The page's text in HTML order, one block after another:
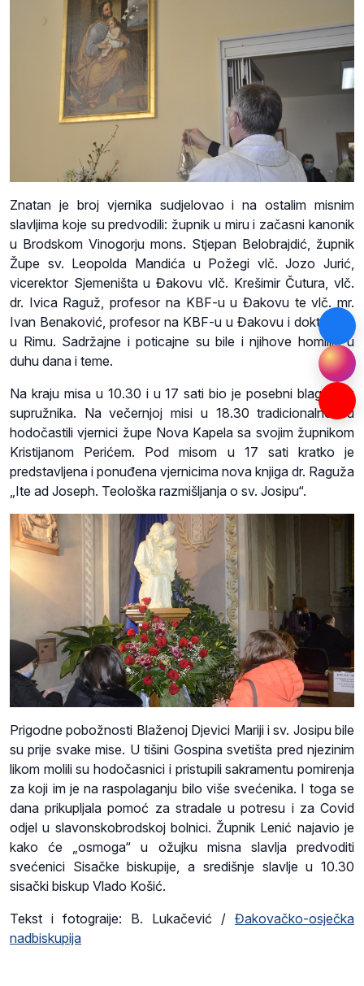
Znatan je broj vjernika sudjelovao i na ostalim misnim
slavljima koje su predvodili: župnik u miru i začasni kanonik
u Brodskom Vinogorju mons. Stjepan Belobrajdić, župnik
Župe sv. Leopolda Mandića u Požegi vlč. Jozo Jurić,
vicerektor Sjemeništa u Đakovu vlč. Krešimir Čutura, vlč.
dr. Ivica Raguž, profesor na KBF-u u Đakovu te vlč. mr.
Ivan Benaković, profesor na KBF-u u Đakovu i doktorand
u Rimu. Sadržajne i poticajne su bile i njihove homilije u
duhu dana i teme.
Na kraju misa u 10.30 i u 17 sati bio je posebni blagoslov
supružnika. Na večernjoj misi u 18.30 tradicionalno su
hodočastili vjernici župe Nova Kapela sa svojim župnikom
Kristijanom Perićem. Pod misom u 17 sati kratko je
predstavljena i ponuđena vjernicima nova knjiga dr. Raguža
„Ite ad Joseph. Teološka razmišljanja o sv. Josipu“.
Prigodne pobožnosti Blaženoj Djevici Mariji i sv. Josipu bile
su prije svake mise. U tišini Gospina svetišta pred njezinim
likom molili su hodočasnici i pristupili sakramentu pomirenja
za koji im je na raspolaganju bilo više svećenika. I toga se
dana prikupljala pomoć za stradale u potresu i za Covid
odjel u slavonskobrodskoj bolnici. Župnik Lenić najavio je
kako će „osmoga“ u ožujku misna slavlja predvoditi
svećenici Sisačke biskupije, a središnje slavlje u 10.30
sisački biskup Vlado Košić.
Tekst i fotograije: B. Lukačević / Đakovačko-osječka
nadbiskupija